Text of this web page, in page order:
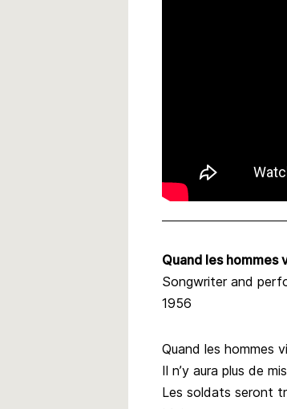
Quand les hommes
Songwriter and
1956
Quand les hommes
Il n’y aura plus de
Les soldats seront